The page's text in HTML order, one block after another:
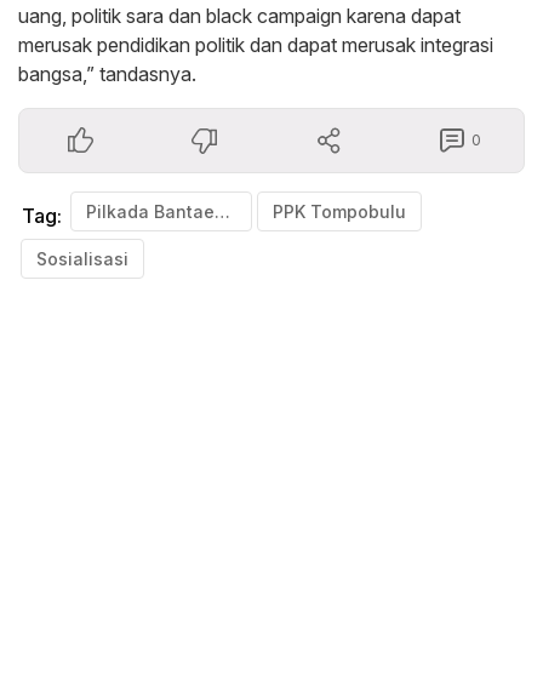
uang, politik sara dan black campaign karena dapat
merusak pendidikan politik dan dapat merusak integrasi
bangsa,” tandasnya.
0
Tag: Pilkada Bantaeng 2024 PPK Tompobulu
Sosialisasi